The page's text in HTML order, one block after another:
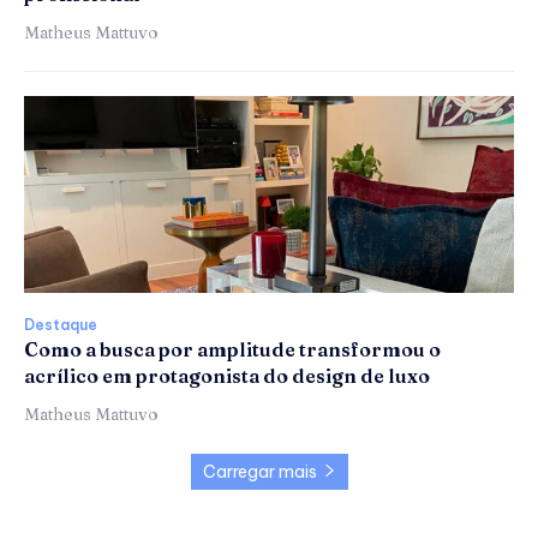
Matheus Mattuvo
Destaque
Como a busca por amplitude transformou o
acrílico em protagonista do design de luxo
Matheus Mattuvo
Carregar mais